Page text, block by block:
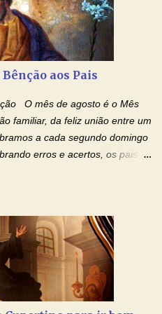
suas feridas, Creia! Adriana-
das Drogas (São Miguel
Nome de Teu Filho Jesus,
a vida a todos aqueles que
vício, escravos de alguma
de Misericórdia, na
da escravidão do vício das
aos Pais
O mês de agosto é o Mês
familiar, da feliz união entre um
a cada segundo domingo
erros e acertos, os pais
de qualidade. E, em geral,
o mundo, com suas
nos em suas
lutas. É claro que há
confirmam uma regra porque
seus filhos não estão no seu